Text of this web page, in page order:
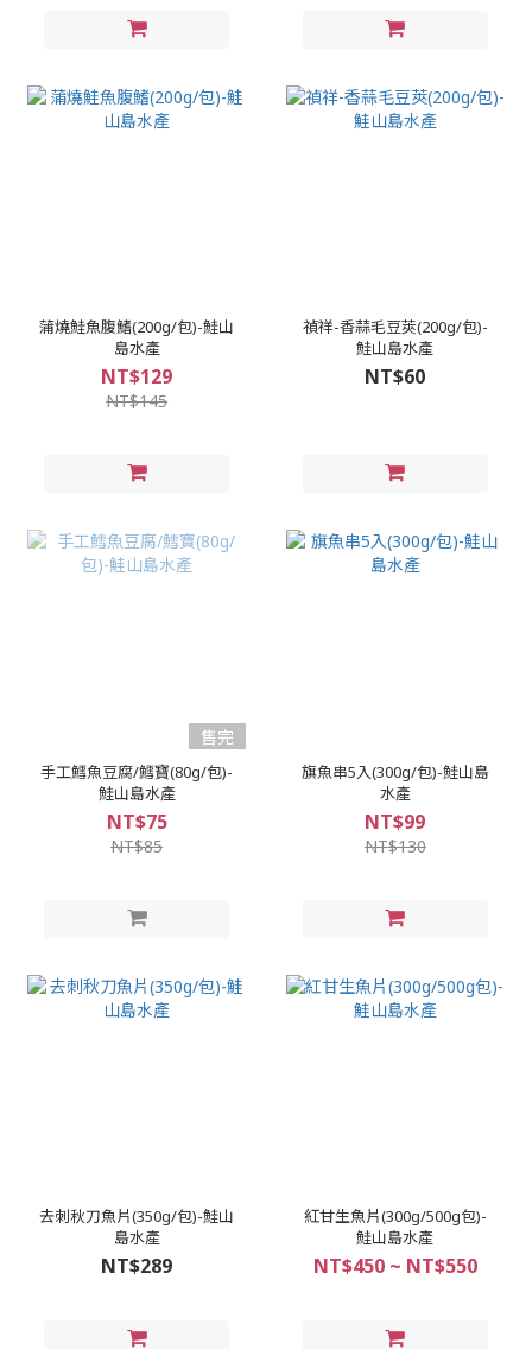
蒲燒鮭魚腹鰭(200g/包)-鮭山
島水產
NT$129
NT$145
禎祥-香蒜毛豆莢(200g/包)-
鮭山島水產
NT$60
售完
手工鱈魚豆腐/鱈寶(80g/包)-
鮭山島水產
NT$75
NT$85
旗魚串5入(300g/包)-鮭山島
水產
NT$99
NT$130
去刺秋刀魚片(350g/包)-鮭山
島水產
NT$289
紅甘生魚片(300g/500g包)-
鮭山島水產
NT$450 ~ NT$550